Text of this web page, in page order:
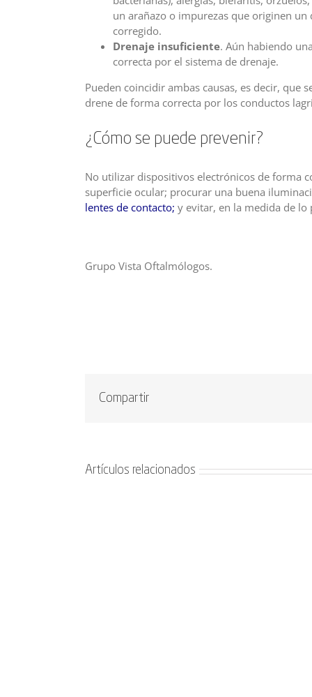
un arañazo o impurezas que originen
corregido.
Drenaje insuficiente. Aún habiendo
correcta por el sistema de drenaje.
Pueden coincidir ambas causas, es decir, que
drene de forma correcta por los conductos
¿Cómo se puede prevenir?
No utilizar dispositivos electrónicos de forma
superficie ocular; procurar una buena
lentes de contacto; y evitar, en la medida de lo
Grupo Vista Oftalmólogos.
Compartir
Artículos relacionados